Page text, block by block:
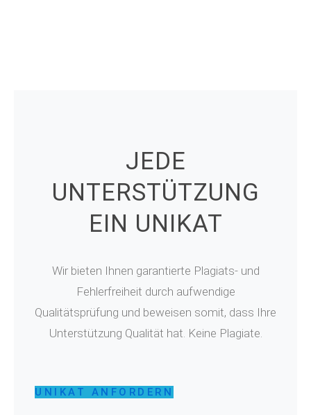
JEDE
UNTERSTÜTZUNG
EIN UNIKAT
Wir bieten Ihnen garantierte Plagiats- und
Fehlerfreiheit durch aufwendige
Qualitätsprüfung und beweisen somit, dass Ihre
Unterstützung Qualität hat. Keine Plagiate.
UNIKAT ANFORDERN